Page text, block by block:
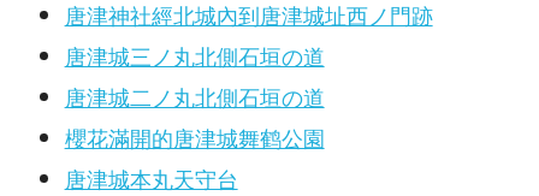
唐津神社經北城內到唐津城址西ノ門跡
唐津城三ノ丸北側石垣の道
唐津城二ノ丸北側石垣の道
櫻花滿開的唐津城舞鹤公園
唐津城本丸天守台